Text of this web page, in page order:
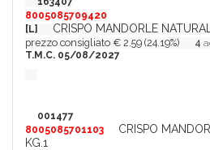
8005085709420
[L]
CRISPO MANDORLE
prezzo consigliato € 2.59 (24.19%) 4
T.M.C. 05/08/2027
001477
8005085701103
CRISPO
KG.1